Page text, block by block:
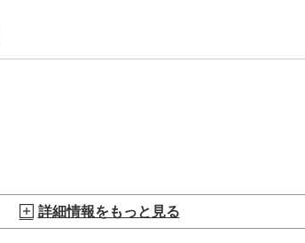
詳細情報をもっと見る